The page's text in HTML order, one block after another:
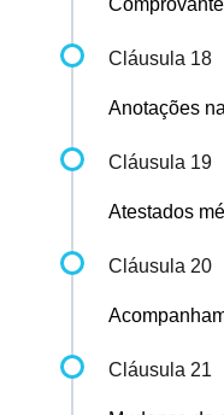
Cláusula 18
Anotações
Cláusula 19
Atestados
Cláusula 20
Cláusula 21